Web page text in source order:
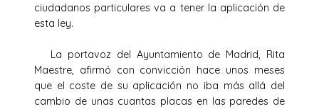
ciudadanos particulares va a tener la aplicación de
esta ley.
La portavoz del Ayuntamiento de Madrid, Rita
Maestre, afirmó con convicción hace unos meses
que el coste de su aplicación no iba más allá del
cambio de unas cuantas placas en las paredes de